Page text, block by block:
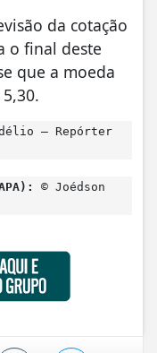
da cotação
o final deste
que a moeda
– Repórter
© Joédson